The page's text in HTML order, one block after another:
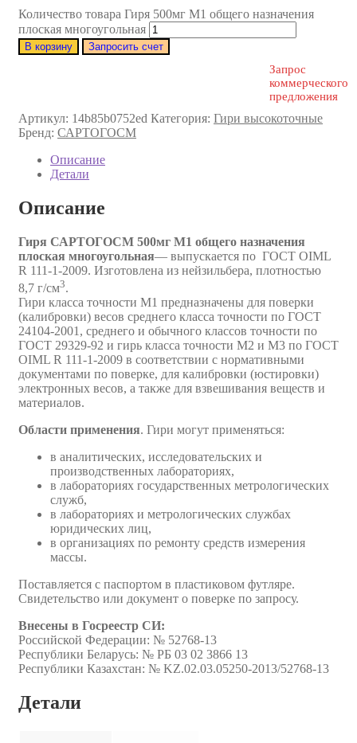
Количество товара Гиря 500мг M1 общего назначения
плоская многоугольная
В корзину Запросить счет
Запрос
коммерческого
предложения
Артикул: 14b85b0752ed Категория: Гири высокоточные
Бренд: САРТОГОСМ
Описание
Детали
Описание
Гиря САРТОГОСМ 500мг M1 общего назначения
плоская многоугольная— выпускается по ГОСТ OIML
R 111-1-2009. Изготовлена из нейзильбера, плотностью
8,7 г/см3.
Гири класса точности М1 предназначены для поверки
(калибровки) весов среднего класса точности по ГОСТ
24104-2001, среднего и обычного классов точности по
ГОСТ 29329-92 и гирь класса точности М2 и М3 по ГОСТ
OIML R 111-1-2009 в соответствии с нормативными
документами по поверке, для калибровки (юстировки)
электронных весов, а также для взвешивания веществ и
материалов.
Области применения. Гири могут применяться:
в аналитических, исследовательских и
производственных лабораториях,
в лабораториях государственных метрологических
служб,
в лабораториях и метрологических службах
юридических лиц,
в организациях по ремонту средств измерения
массы.
Поставляется с паспортом в пластиковом футляре.
Свидетельство или документ о поверке по запросу.
Внесены в Госреестр CИ:
Российской Федерации: № 52768-13
Республики Беларусь: № РБ 03 02 3866 13
Республики Казахстан: № KZ.02.03.05250-2013/52768-13
Детали